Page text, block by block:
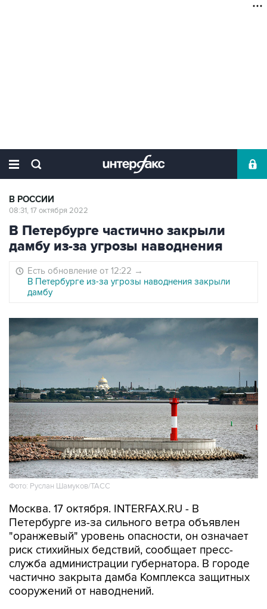
В РОССИИ
08:31, 17 октября 2022
В Петербурге частично закрыли
дамбу из-за угрозы наводнения
Есть обновление от 12:22 →
В Петербурге из-за угрозы наводнения закрыли
дамбу
Фото: Руслан Шамуков/ТАСС
Москва. 17 октября. INTERFAX.RU - В
Петербурге из-за сильного ветра объявлен
"оранжевый" уровень опасности, он означает
риск стихийных бедствий, сообщает пресс-
служба администрации губернатора. В городе
частично закрыта дамба Комплекса защитных
сооружений от наводнений.